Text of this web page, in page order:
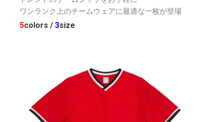
ワンランク上のチームウェアに最適な一枚が登場
5colors / 3size